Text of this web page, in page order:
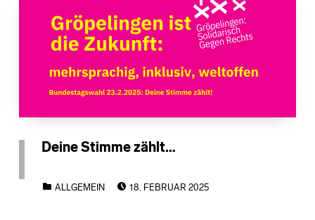
Deine Stimme zählt…
ALLGEMEIN
18. FEBRUAR 2025